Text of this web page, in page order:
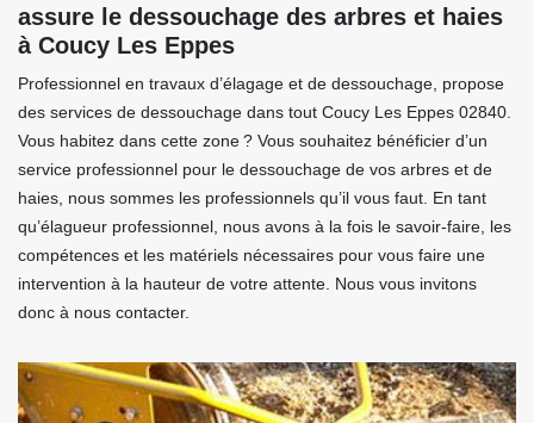
assure le dessouchage des arbres et haies
à Coucy Les Eppes
Professionnel en travaux d’élagage et de dessouchage, propose
des services de dessouchage dans tout Coucy Les Eppes 02840.
Vous habitez dans cette zone ? Vous souhaitez bénéficier d’un
service professionnel pour le dessouchage de vos arbres et de
haies, nous sommes les professionnels qu’il vous faut. En tant
qu’élagueur professionnel, nous avons à la fois le savoir-faire, les
compétences et les matériels nécessaires pour vous faire une
intervention à la hauteur de votre attente. Nous vous invitons
donc à nous contacter.